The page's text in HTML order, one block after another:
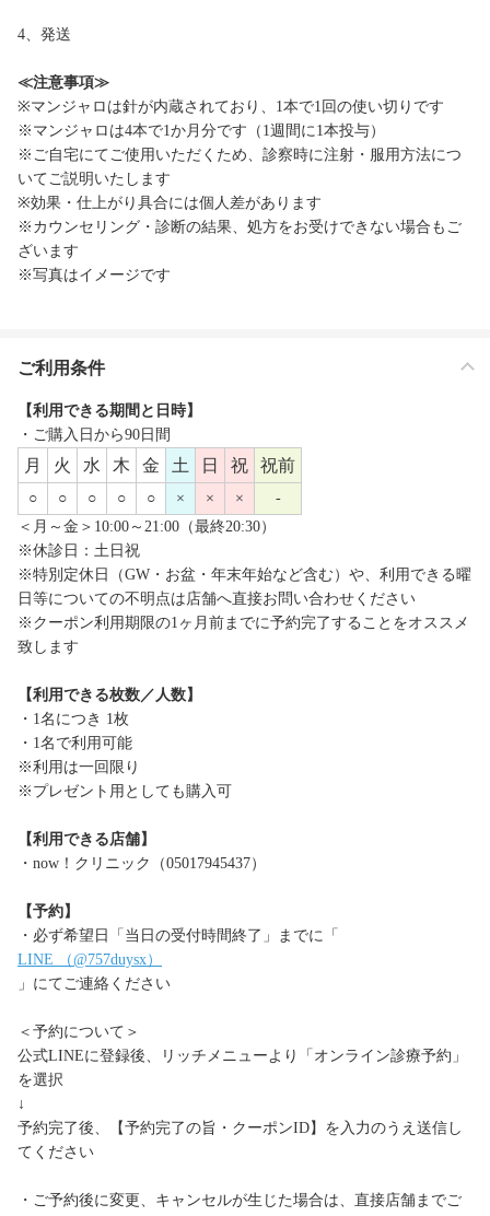
4、発送
≪注意事項≫
※マンジャロは針が内蔵されており、1本で1回の使い切りです
※マンジャロは4本で1か月分です（1週間に1本投与）
※ご自宅にてご使用いただくため、診察時に注射・服用方法につ
いてご説明いたします
※効果・仕上がり具合には個人差があります
※カウンセリング・診断の結果、処方をお受けできない場合もご
ざいます
※写真はイメージです
ご利用条件
【利用できる期間と日時】
・ご購入日から90日間
月 火 水 木 金 土 日 祝 祝前
○ ○ ○ ○ ○ × × ×
-
＜月～金＞10:00～21:00（最終20:30）
※休診日：土日祝
※特別定休日（GW・お盆・年末年始など含む）や、利用できる曜
日等についての不明点は店舗へ直接お問い合わせください
※クーポン利用期限の1ヶ月前までに予約完了することをオススメ
致します
【利用できる枚数／人数】
・1名につき 1枚
・1名で利用可能
※利用は一回限り
※プレゼント用としても購入可
【利用できる店舗】
・now！クリニック（05017945437）
【予約】
・必ず希望日「当日の受付時間終了」までに「
LINE （@757duysx）
」にてご連絡ください
＜予約について＞
公式LINEに登録後、リッチメニューより「オンライン診療予約」
を選択
↓
予約完了後、【予約完了の旨・クーポンID】を入力のうえ送信し
てください
・ご予約後に変更、キャンセルが生じた場合は、直接店舗までご